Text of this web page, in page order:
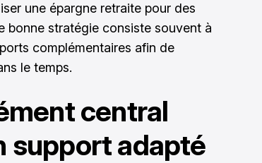
une épargne retraite pour des
bonne stratégie consiste souvent à
complémentaires afin de
le temps.
central
support adapté